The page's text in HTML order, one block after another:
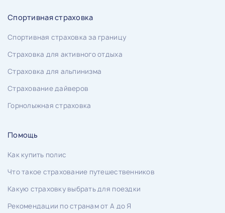
Спортивная страховка
Спортивная страховка за границу
Страховка для активного отдыха
Страховка для альпинизма
Страхование дайверов
Горнолыжная страховка
Помощь
Как купить полис
Что такое страхование путешественников
Какую страховку выбрать для поездки
Рекомендации по странам от А до Я